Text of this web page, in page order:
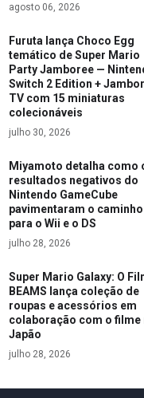
agosto 06, 2026
Furuta lança Choco Egg
temático de Super Mario
Party Jamboree —
Switch 2 Edition +
TV com 15 miniaturas
colecionáveis
julho 30, 2026
Miyamoto detalha como
resultados negativos do
Nintendo GameCube
pavimentaram o caminho
para o Wii e o DS
julho 28, 2026
Super Mario Galaxy: O
BEAMS lança coleção de
roupas e acessórios em
colaboração com o filme
Japão
julho 28, 2026